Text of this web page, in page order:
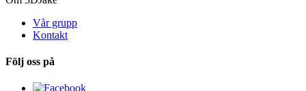
Vår grupp
Kontakt
Följ oss på